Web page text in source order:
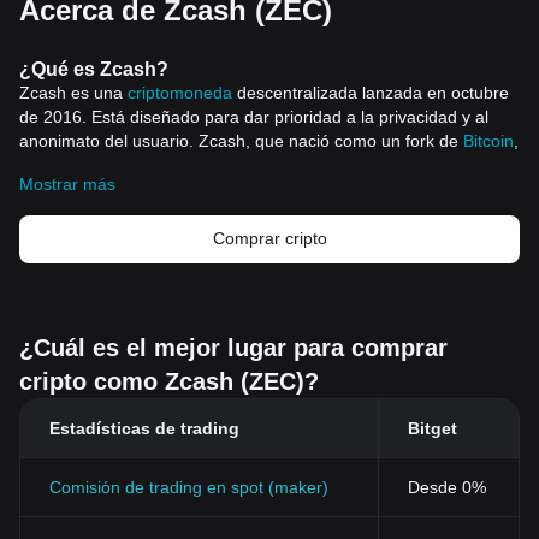
Acerca de Zcash (ZEC)
¿Qué es Zcash?
Zcash es una criptomoneda descentralizada lanzada en octubre
de 2016. Está diseñado para dar prioridad a la privacidad y al
anonimato del usuario. Zcash, que nació como un fork de Bitcoin
funciones avanzadas de privacidad. En el ledger público de
Bitcoin, se revelan todos los detalles de la transacción, mientras
que Zcash ofrece "transacciones blindadas" que cifran la
información esencial de la transacción. Aunque existen otras
Recursos
Whitepaper oficial:
Sitio web oficial:https://z.cash/
Zcash destaca por sus avanzadas características de privacidad,
te habilitadas por la tecnología zk-SNARK. En los
Mostrar más
Comprar cripto
¿Cuál es el mejor lugar para comprar
cripto como Zcash (ZEC)?
Estadísticas de trading Bitget
Comisión de trading en spot (maker) Desde 0%